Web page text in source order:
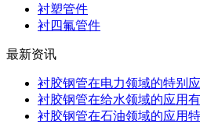
衬塑管件
衬四氟管件
最新资讯
衬胶钢管在电力领域的特别
衬胶钢管在给水领域的应用
衬胶钢管在石油领域的应用